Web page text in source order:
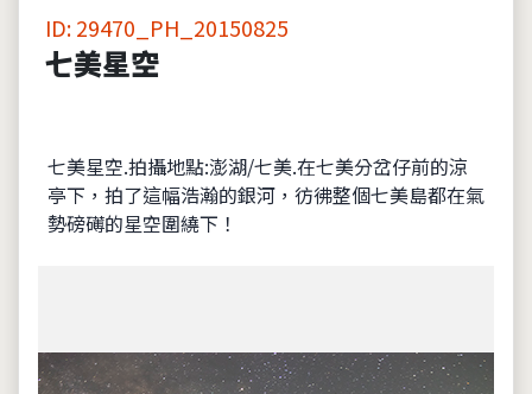
ID: 29470_PH_20150825
七美星空
七美星空.拍攝地點:澎湖/七美.在七美分岔仔前的涼
亭下，拍了這幅浩瀚的銀河，彷彿整個七美島都在氣
勢磅礡的星空圍繞下！